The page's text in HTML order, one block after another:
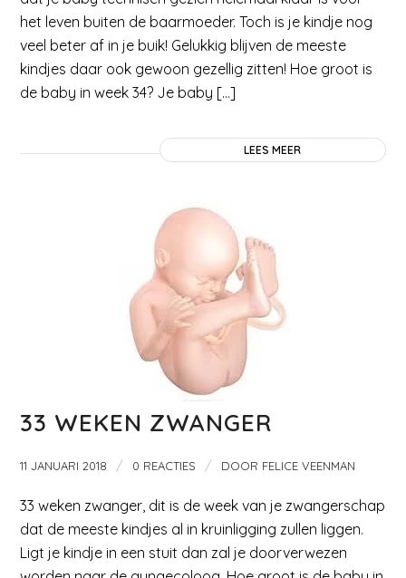
het leven buiten de baarmoeder. Toch is je kindje nog
veel beter af in je buik! Gelukkig blijven de meeste
kindjes daar ook gewoon gezellig zitten! Hoe groot is
de baby in week 34? Je baby […]
LEES MEER
33 WEKEN ZWANGER
11 JANUARI 2018 / 0 REACTIES / DOOR FELICE VEENMAN
33 weken zwanger, dit is de week van je zwangerschap
dat de meeste kindjes al in kruinligging zullen liggen.
Ligt je kindje in een stuit dan zal je doorverwezen